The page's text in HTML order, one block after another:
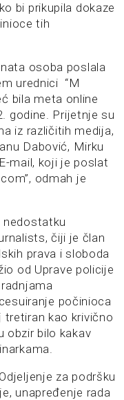
bi prikupila dokaze
tih
osoba poslala
urednici “M
bila meta online
godine. Prijetnje su
iz različitih medija,
Dabović, Mirku
mail, koji je poslat
odmah je
nedostatku
čiji je član
prava i sloboda
od Uprave policije
počinioca
tretiran kao krivično
obzir bilo kakav
za podršku
unapređenje rada